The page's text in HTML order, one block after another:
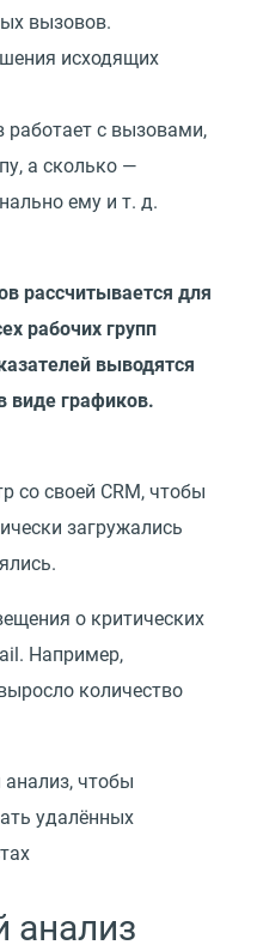
вызовов.
исходящих
работает с вызовами,
а сколько —
ему и т. д.
рассчитывается для
рабочих групп
выводятся
виде графиков.
со своей CRM, чтобы
загружались
о критических
Например,
количество
анализ, чтобы
удалённых
анализ